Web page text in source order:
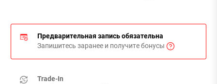
Предварительная запись обязательна
Запишитесь заранее и получите бонусы
Trade-In